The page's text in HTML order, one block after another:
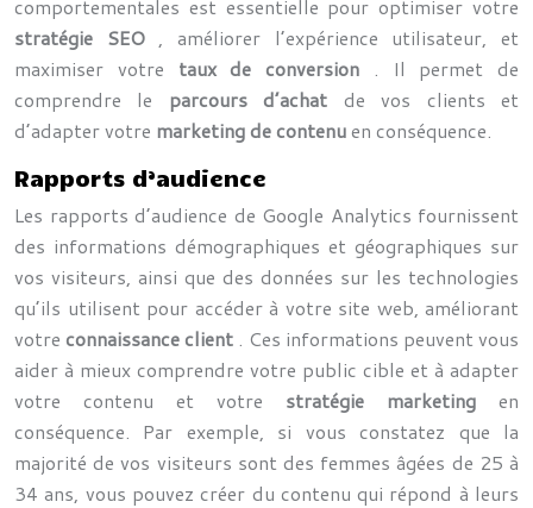
comportementales est essentielle pour optimiser votre
stratégie SEO , améliorer l’expérience utilisateur, et
maximiser votre taux de conversion . Il permet de
comprendre le parcours d’achat de vos clients et
d’adapter votre marketing de contenuen conséquence.
Rapports d’audience
Les rapports d’audience de Google Analytics fournissent
des informations démographiques et géographiques sur
vos visiteurs, ainsi que des données sur les technologies
qu’ils utilisent pour accéder à votre site web, améliorant
votre connaissance client . Ces informations peuvent vous
aider à mieux comprendre votre public cible et à adapter
votre contenu et votre stratégie marketing en
conséquence. Par exemple, si vous constatez que la
majorité de vos visiteurs sont des femmes âgées de 25 à
34 ans, vous pouvez créer du contenu qui répond à leurs